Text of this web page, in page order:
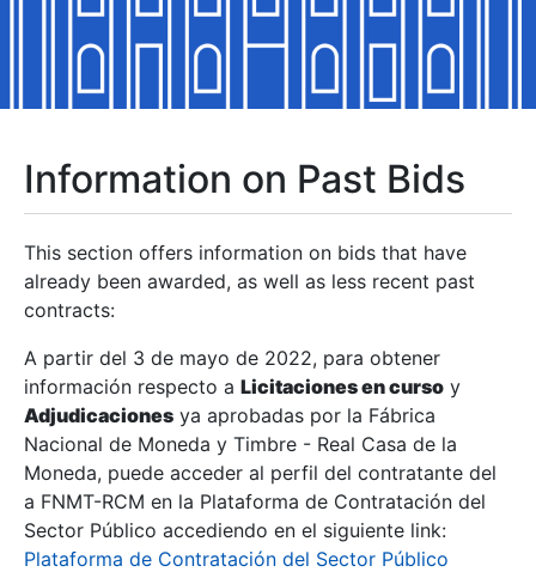
Show/Hide
Show/Hide
Show/Hide
Show/Hide
Show/Hide
Information on Past Bids
This section offers information on bids that have
already been awarded, as well as less recent past
contracts:
A partir del 3 de mayo de 2022, para obtener
información respecto a Licitaciones en curso y
Adjudicaciones ya aprobadas por la Fábrica
Nacional de Moneda y Timbre - Real Casa de la
Moneda, puede acceder al perfil del contratante del
a FNMT-RCM en la Plataforma de Contratación del
Sector Público accediendo en el siguiente link:
Plataforma de Contratación del Sector Público